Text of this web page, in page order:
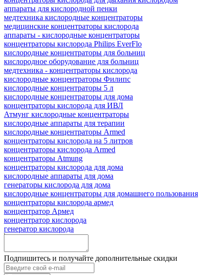
аппараты для кислородной пенки
медтехника кислородные концентраторы
медицинские концентраторы кислорода
аппараты - кислородные концентраторы
концентраторы кислорода Philips EverFlo
кислородные концентраторы для больниц
кислородное оборудование для больниц
медтехника - концентраторы кислорода
кислородные концентраторы Филипс
кислородные концентраторы 5 л
кислородные концентраторы для дома
концентраторы кислорода для ИВЛ
Атмунг кислородные концентраторы
кислородные аппараты для терапии
кислородные концентраторы Armed
концентраторы кислорода на 5 литров
концентраторы кислорода Armed
концентраторы Atmung
концентраторы кислорода для дома
кислородные аппараты для дома
генераторы кислорода для дома
кислородные концентраторы для домашнего пользования
концентраторы кислорода армед
концентратор Армед
концентратор кислорода
генератор кислорода
Подпишитесь и получайте дополнительные скидки